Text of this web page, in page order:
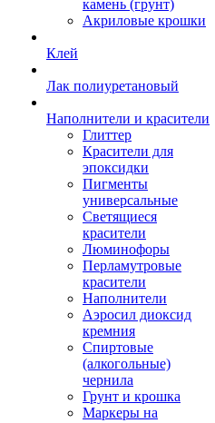
камень (грунт)
Акриловые крошки
Клей
Лак полиуретановый
Наполнители и красители
Глиттер
Красители для
эпоксидки
Пигменты
универсальные
Светящиеся
красители
Люминофоры
Перламутровые
красители
Наполнители
Аэросил диоксид
кремния
Спиртовые
(алкогольные)
чернила
Грунт и крошка
Маркеры на